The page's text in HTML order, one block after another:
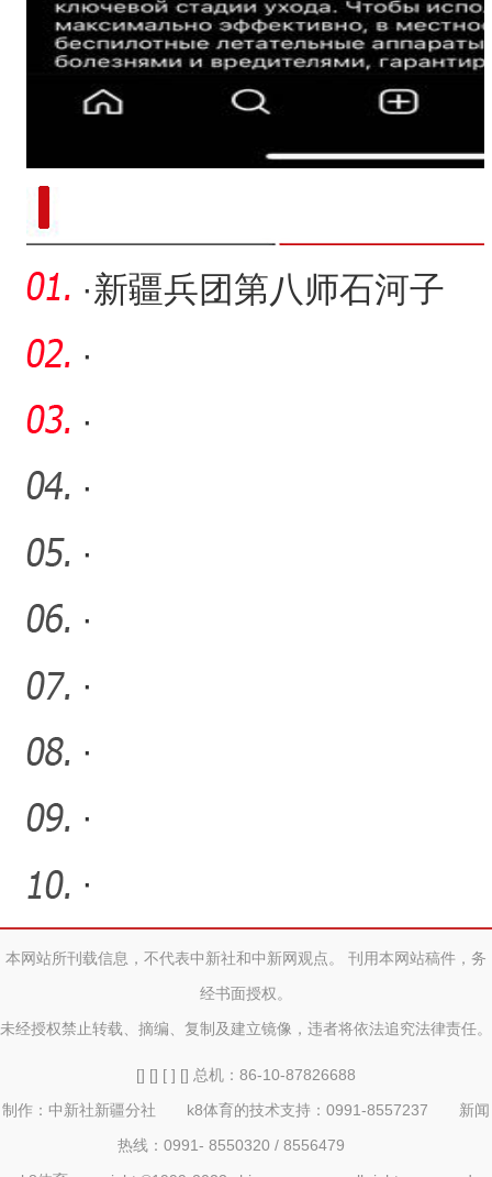
·新疆兵团第八师石河子
市：科技助农提产量 共推
经济
·
·
·
·
·
·
·
·
·
本网站所刊载信息，不代表中新社和中新网观点。 刊用本网站稿件，务
经书面授权。
未经授权禁止转载、摘编、复制及建立镜像，违者将依法追究法律责任。
[] [] [ ] [] 总机：86-10-87826688
制作：中新社新疆分社 k8体育的技术支持：0991-8557237 新闻
热线：0991- 8550320 / 8556479